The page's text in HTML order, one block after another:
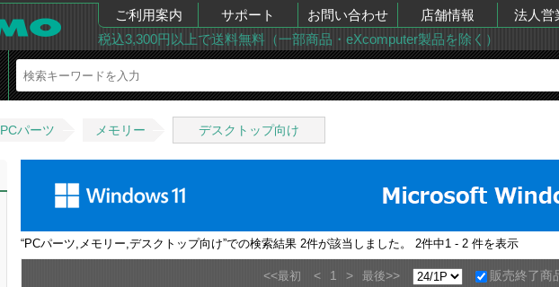
ご利用案内 サポート お問い合わせ 店舗情報 法人営
税込3,300円以上で送料無料（一部商品・eXcomputer製品を除く）
PCパーツ メモリー デスクトップ向け
“PCパーツ,メモリー,デスクトップ向け”での検索結果 2件が該当しました。 2件中1 - 2 件を表示
<<最初 < 1 > 最後>> 販売終了商